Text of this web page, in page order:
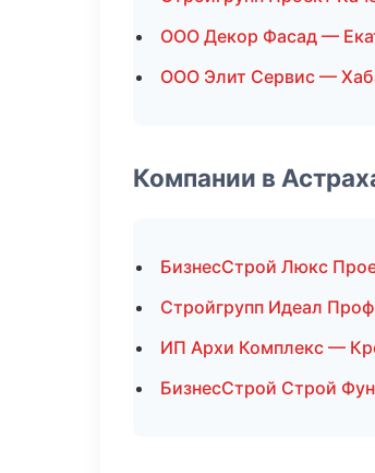
ООО Декор Фасад —
ООО Элит Сервис —
Компании в
БизнесСтрой Люкс
Стройгрупп Идеал
ИП Архи Комплекс —
БизнесСтрой Строй